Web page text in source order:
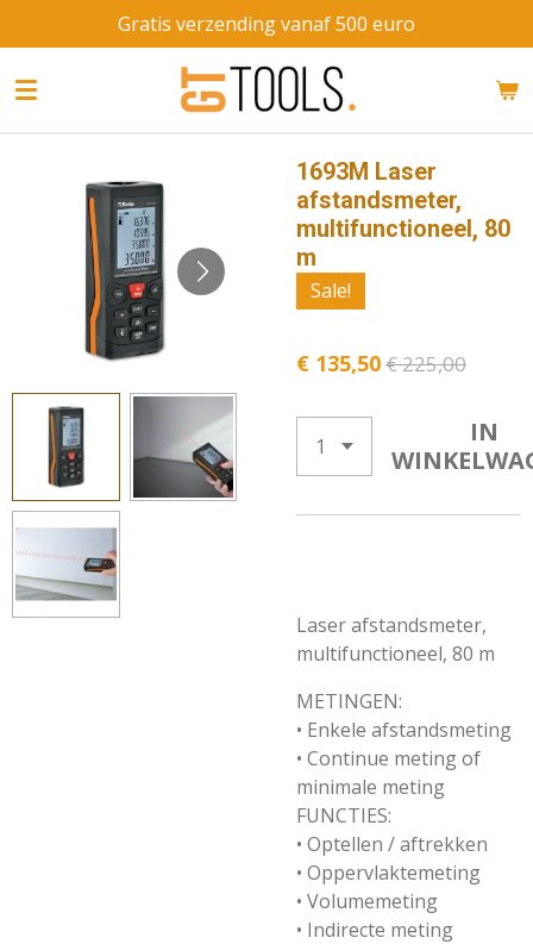
direct
naar
Gratis verzending vanaf 500 euro
1693M Laser
afstandsmeter,
multifunctioneel, 80
m
Sale!
€ 135,50€ 225,00
IN
Laser afstandsmeter,
multifunctioneel, 80 m
METINGEN:
• Enkele afstandsmeting
• Continue meting of
minimale meting
FUNCTIES:
• Optellen / aftrekken
• Oppervlaktemeting
• Volumemeting
• Indirecte meting